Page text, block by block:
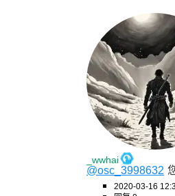
_wwhai
@osc_3998632
2020-03-16